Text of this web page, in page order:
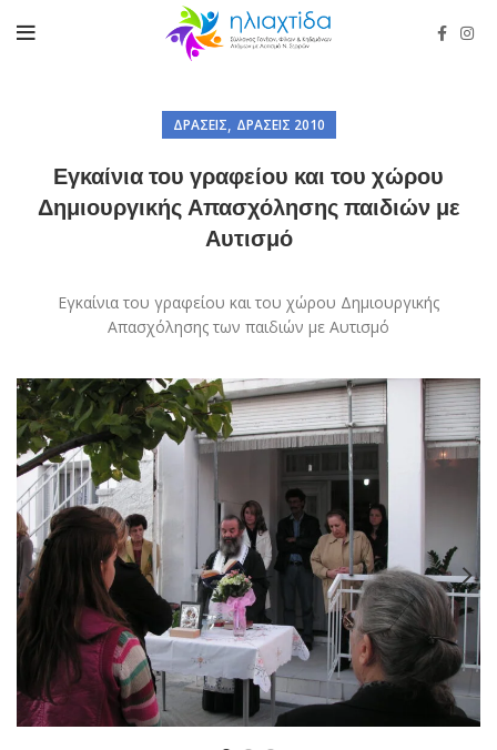
ΔΡΆΣΕΙΣ, ΔΡΆΣΕΙΣ 2010
Εγκαίνια του γραφείου και του χώρου
Δημιουργικής Απασχόλησης παιδιών με
Αυτισμό
Εγκαίνια του γραφείου και του χώρου Δημιουργικής
Απασχόλησης των παιδιών με Αυτισμό